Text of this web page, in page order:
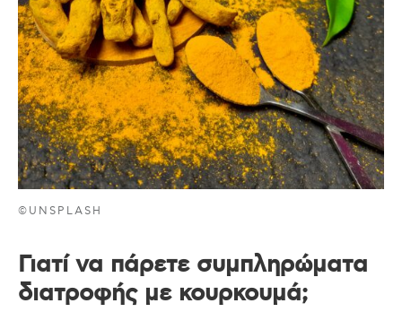
©UNSPLASH
Γιατί να πάρετε συμπληρώματα
διατροφής με κουρκουμά;